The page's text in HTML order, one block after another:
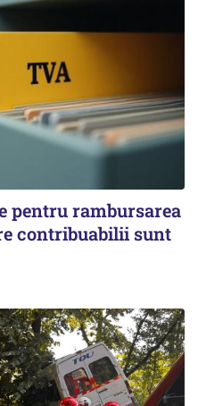
pentru rambursarea
contribuabilii sunt